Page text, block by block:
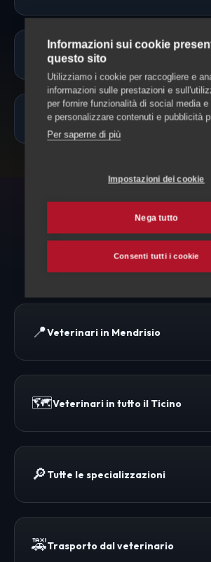
Potete accompagnare il mio
Quanto costa?
POTREBBE SERVIRTI
Esplora
📍Veterinari in Mendrisio
🗺️Veterinari in tutto il Ticino
🔎Tutte le specializzazioni
🚕Trasporto dal veterinario
Informazioni sui cookie
questo sito
Utilizziamo i cookie per raccogliere e
informazioni sulle prestazioni e
per fornire funzionalità di social media e
e personalizzare contenuti e pubblicità
Per saperne di più
Impostazioni dei cookie
Nega tutto
Consenti tutti i cookie